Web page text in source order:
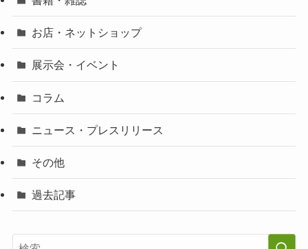
お店・ネットショップ
展示会・イベント
コラム
ニュース・プレスリリース
その他
過去記事